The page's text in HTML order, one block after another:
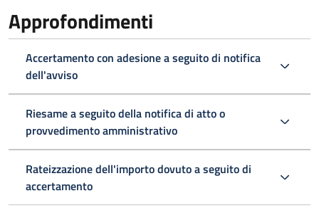
Approfondimenti
Accertamento con adesione a seguito di notifica
dell'avviso
Riesame a seguito della notifica di atto o
provvedimento amministrativo
Rateizzazione dell'importo dovuto a seguito di
accertamento